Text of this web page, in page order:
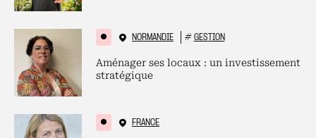
NORMANDIE # GESTION
Aménager ses locaux : un investissement
stratégique
FRANCE